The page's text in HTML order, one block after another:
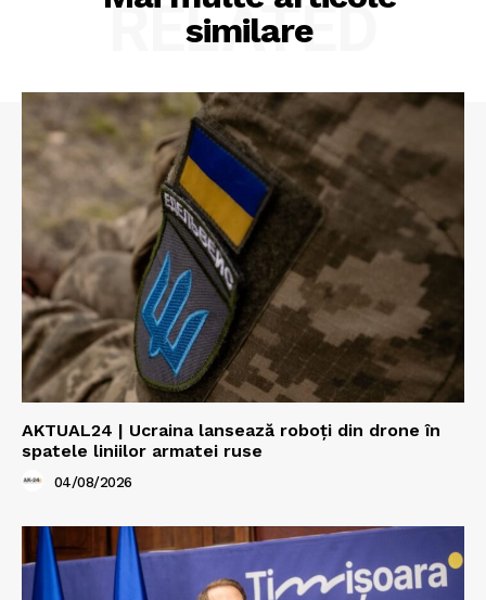
similare
RELATED
AKTUAL24 | Ucraina lansează roboți din drone în
spatele liniilor armatei ruse
04/08/2026